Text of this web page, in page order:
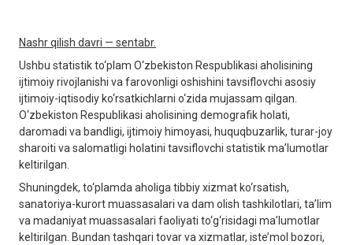
Nashr qilish davri — sentabr.
Ushbu statistik to‘plam O‘zbekiston Respublikasi aholisining
ijtimoiy rivojlanishi va farovonligi oshishini tavsiflovchi asosiy
ijtimoiy-iqtisodiy ko‘rsatkichlarni o‘zida mujassam qilgan.
O‘zbekiston Respublikasi aholisining demografik holati,
daromadi va bandligi, ijtimoiy himoyasi, huquqbuzarlik, turar-joy
sharoiti va salomatligi holatini tavsiflovchi statistik ma’lumotlar
keltirilgan.
Shuningdek, to‘plamda aholiga tibbiy xizmat ko‘rsatish,
sanatoriya-kurort muassasalari va dam olish tashkilotlari, ta’lim
va madaniyat muassasalari faoliyati to‘g‘risidagi ma’lumotlar
keltirilgan. Bundan tashqari tovar va xizmatlar, iste’mol bozori,